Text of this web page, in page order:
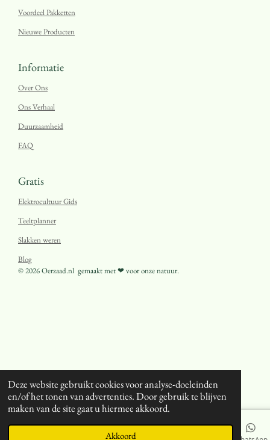
Deze website gebruikt cookies voor analyse-doeleinden
en/of het tonen van advertenties. Door gebruik te blijven
maken van de site gaat u hiermee akkoord.
Akkoord
Voordeel Pakketten
Nieuwe Producten
Informatie
Over Ons
Ons Verhaal
Duurzaamheid
FAQ
Gratis
Elektrocultuur Gids
Teeltplanner
Slakken weren
Blog
© 2026 Oerzaad.nl gemaakt met ❤ voor onze natuur.